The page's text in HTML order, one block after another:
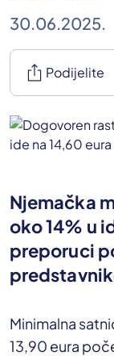
30.06.2025.
ios_share Podijelite
Njemačka
oko 14% u
preporuci
Minimalna
13,90 eura